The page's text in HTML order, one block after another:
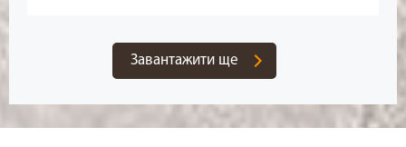
Завантажити ще